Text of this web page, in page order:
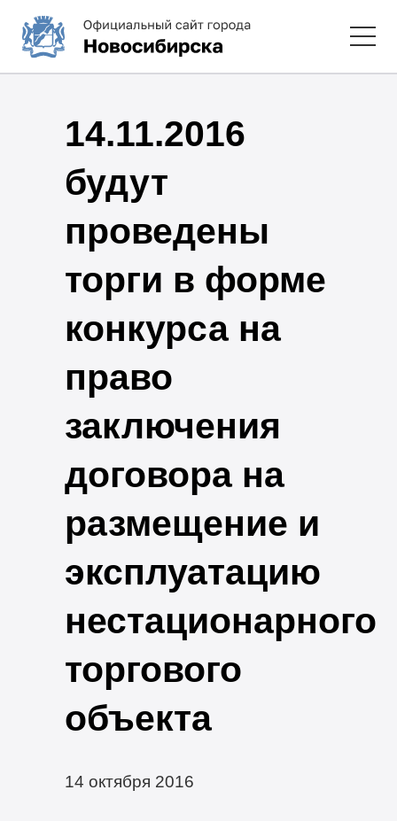
14.11.2016
будут
проведены
торги в форме
конкурса на
право
заключения
договора на
размещение и
эксплуатацию
нестационарного
торгового
объекта
14 октября 2016